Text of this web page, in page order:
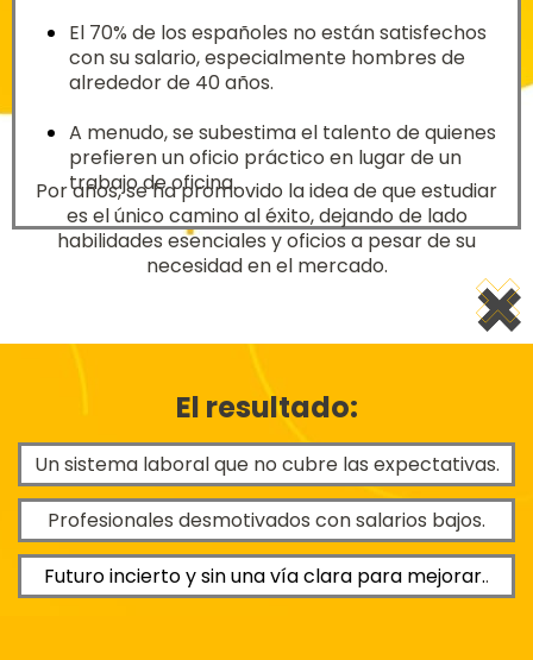
El 70% de los españoles no están satisfechos
con su salario, especialmente hombres de
alrededor de 40 años.
A menudo, se subestima el talento de quienes
prefieren un oficio práctico en lugar de un
trabajo de oficina.
Por años, se ha promovido la idea de que estudiar
es el único camino al éxito, dejando de lado
habilidades esenciales y oficios a pesar de su
necesidad en el mercado.
El resultado:
Un sistema laboral que no cubre las expectativas.
Profesionales desmotivados con salarios bajos.
Futuro incierto y sin una vía clara para mejorar..